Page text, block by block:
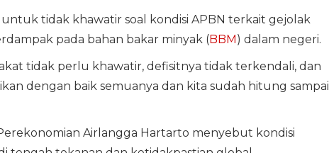
tidak khawatir soal kondisi APBN terkait gejolak
pada bahan bakar minyak (BBM) dalam negeri.
tidak perlu khawatir, defisitnya tidak terkendali, dan
dengan baik semuanya dan kita sudah hitung sampai
Airlangga Hartarto menyebut kondisi